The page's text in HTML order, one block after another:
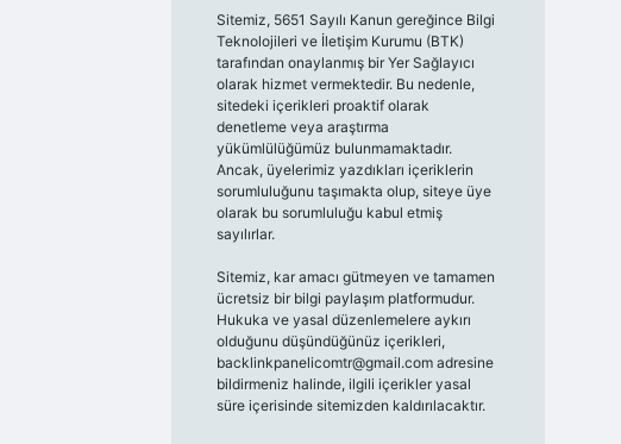
Sitemiz, 5651 Sayılı Kanun gereğince Bilgi
Teknolojileri ve İletişim Kurumu (BTK)
tarafından onaylanmış bir Yer Sağlayıcı
olarak hizmet vermektedir. Bu nedenle,
sitedeki içerikleri proaktif olarak
denetleme veya araştırma
yükümlülüğümüz bulunmamaktadır.
Ancak, üyelerimiz yazdıkları içeriklerin
sorumluluğunu taşımakta olup, siteye üye
olarak bu sorumluluğu kabul etmiş
sayılırlar.
Sitemiz, kar amacı gütmeyen ve tamamen
ücretsiz bir bilgi paylaşım platformudur.
Hukuka ve yasal düzenlemelere aykırı
olduğunu düşündüğünüz içerikleri,
backlinkpanelicomtr@gmail.comadresine
bildirmeniz halinde, ilgili içerikler yasal
süre içerisinde sitemizden kaldırılacaktır.